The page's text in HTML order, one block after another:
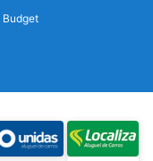
Budget